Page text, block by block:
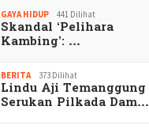
GAYA HIDUP 441 Dilihat
Skandal ‘Pelihara
Kambing’: …
BERITA 373 Dilihat
Lindu Aji Temanggung
Serukan Pilkada Dam…